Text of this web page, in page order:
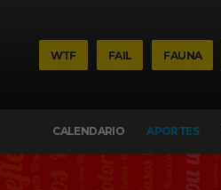
WTF FAIL FAUNA
CALENDARIO
APORTES